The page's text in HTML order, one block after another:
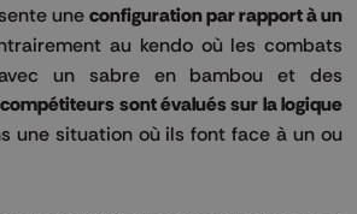
une configuration par rapport à un
au kendo où les combats
un sabre en bambou et des
sont évalués sur la logique
une situation où ils font face à un ou